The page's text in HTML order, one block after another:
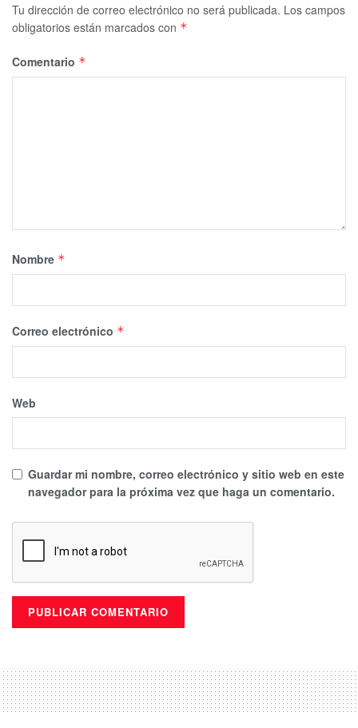
Tu dirección de correo electrónico no será publicada. Los campos
obligatorios están marcados con *
Comentario *
Nombre *
Correo electrónico *
Web
Guardar mi nombre, correo electrónico y sitio web en este
navegador para la próxima vez que haga un comentario.